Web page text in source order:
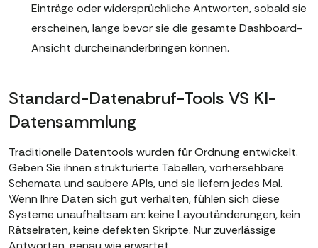
Einträge oder widersprüchliche Antworten, sobald sie
erscheinen, lange bevor sie die gesamte Dashboard-
Ansicht durcheinanderbringen können.
Standard-Datenabruf-Tools VS KI-
Datensammlung
Traditionelle Datentools wurden für Ordnung entwickelt.
Geben Sie ihnen strukturierte Tabellen, vorhersehbare
Schemata und saubere APIs, und sie liefern jedes Mal.
Wenn Ihre Daten sich gut verhalten, fühlen sich diese
Systeme unaufhaltsam an: keine Layoutänderungen, kein
Rätselraten, keine defekten Skripte. Nur zuverlässige